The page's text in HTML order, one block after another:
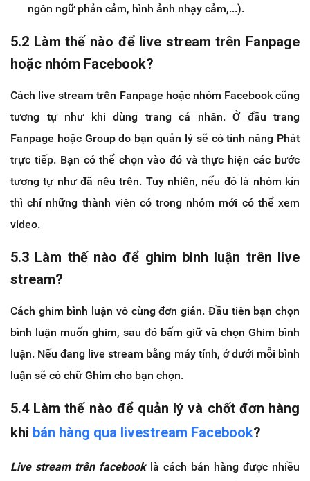
ngôn ngữ phản cảm, hình ảnh nhạy cảm,...).
5.2 Làm thế nào để live stream trên Fanpage
hoặc nhóm Facebook?
Cách live stream trên Fanpage hoặc nhóm Facebook cũng
tương tự như khi dùng trang cá nhân. Ở đầu trang
Fanpage hoặc Group do bạn quản lý sẽ có tính năng Phát
trực tiếp. Bạn có thể chọn vào đó và thực hiện các bước
tương tự như đã nêu trên. Tuy nhiên, nếu đó là nhóm kín
thì chỉ những thành viên có trong nhóm mới có thể xem
video.
5.3 Làm thế nào để ghim bình luận trên live
stream?
Cách ghim bình luận vô cùng đơn giản. Đầu tiên bạn chọn
bình luận muốn ghim, sau đó bấm giữ và chọn Ghim bình
luận. Nếu đang live stream bằng máy tính, ở dưới mỗi bình
luận sẽ có chữ Ghim cho bạn chọn.
5.4 Làm thế nào để quản lý và chốt đơn hàng
khi bán hàng qua livestream Facebook?
Live stream trên facebooklà cách bán hàng được nhiều